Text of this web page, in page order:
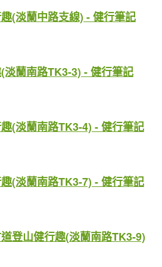
(淡蘭中路支線) - 健行筆記
淡蘭南路TK3-3) - 健行筆記
(淡蘭南路TK3-4) - 健行筆記
(淡蘭南路TK3-7) - 健行筆記
登山健行趣(淡蘭南路TK3-9)